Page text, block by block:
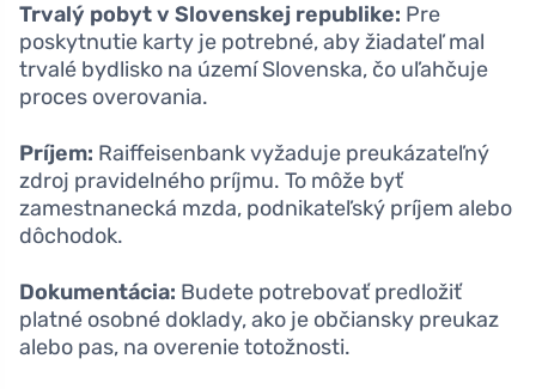
Trvalý pobyt v Slovenskej republike: Pre
poskytnutie karty je potrebné, aby žiadateľ mal
trvalé bydlisko na území Slovenska, čo uľahčuje
proces overovania.
Príjem: Raiffeisenbank vyžaduje preukázateľný
zdroj pravidelného príjmu. To môže byť
zamestnanecká mzda, podnikateľský príjem alebo
dôchodok.
Dokumentácia: Budete potrebovať predložiť
platné osobné doklady, ako je občiansky preukaz
alebo pas, na overenie totožnosti.